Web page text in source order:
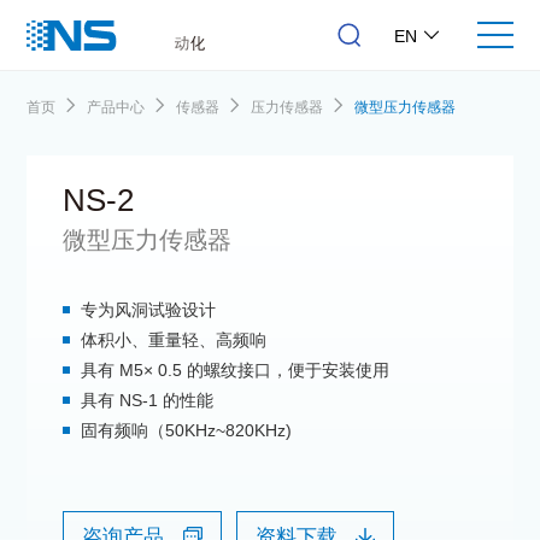
EN
首页 产品中心 传感器 压力传感器 微型压力传感器
NS-2
微型压力传感器
专为风洞试验设计
体积小、重量轻、高频响
具有 M5× 0.5 的螺纹接口，便于安装使用
具有 NS-1 的性能
固有频响（50KHz~820KHz)